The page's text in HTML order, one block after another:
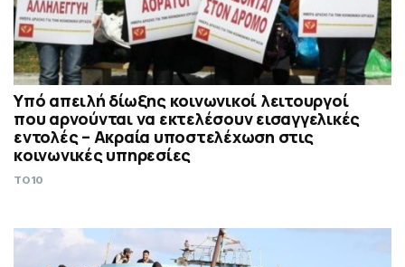
Υπό απειλή δίωξης κοινωνικοί λειτουργοί
που αρνούνται να εκτελέσουν εισαγγελικές
εντολές – Ακραία υποστελέχωση στις
κοινωνικές υπηρεσίες
TO10